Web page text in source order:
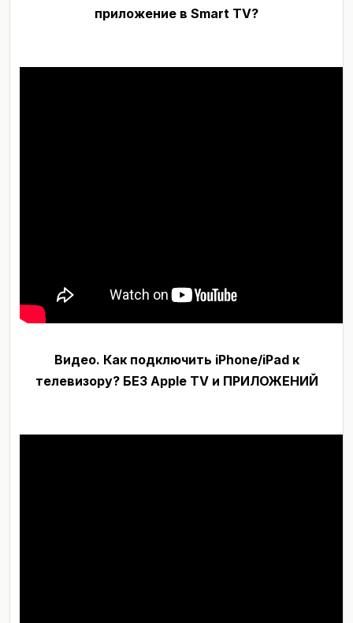
приложение в Smart TV?
Видео. Как подключить iPhone/iPad к
телевизору? БЕЗ Apple TV и ПРИЛОЖЕНИЙ